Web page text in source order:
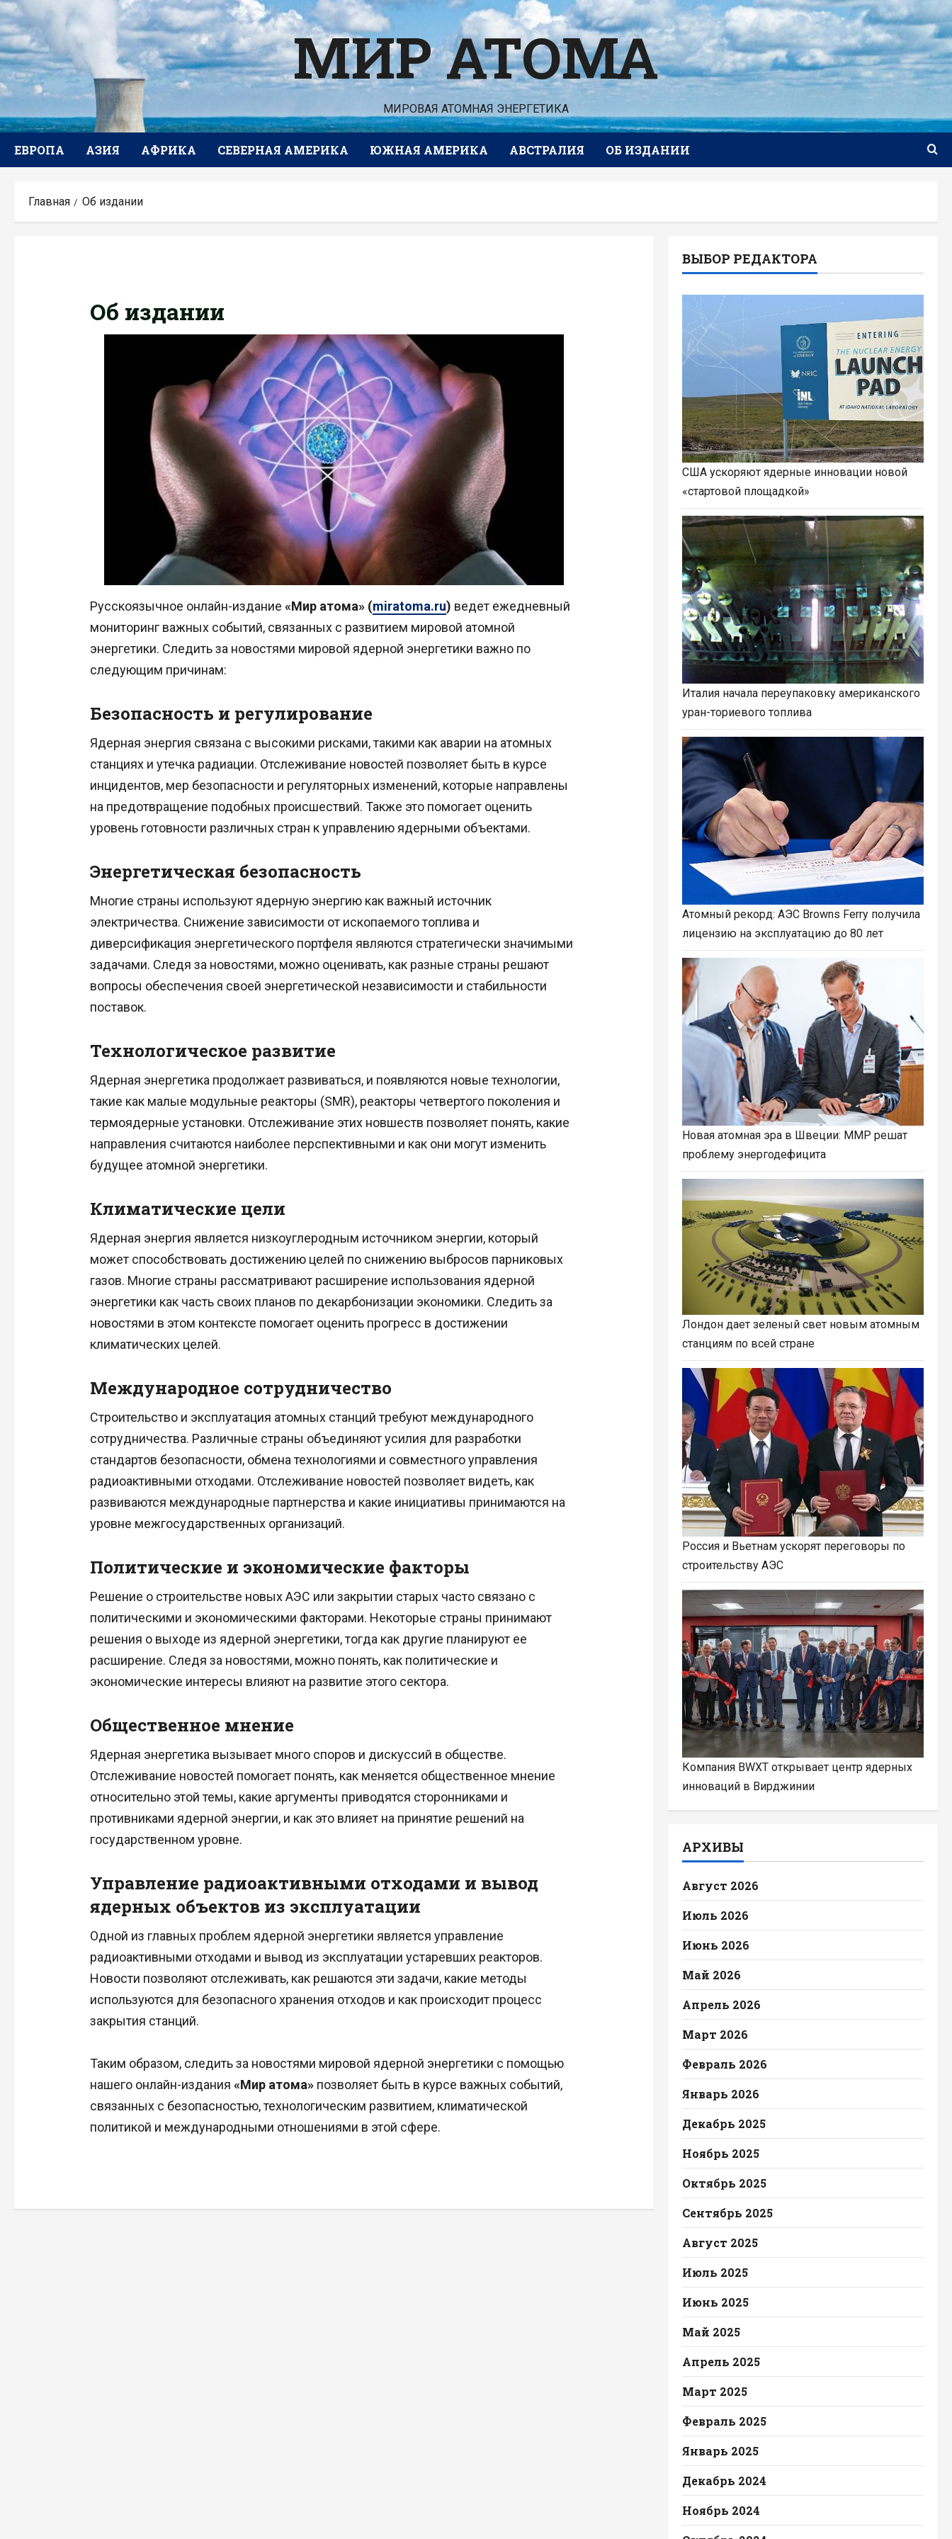
Перейти
к
содержимому
МИР АТОМА
МИРОВАЯ АТОМНАЯ ЭНЕРГЕТИКА
ЕВРОПА АЗИЯ АФРИКА СЕВЕРНАЯ АМЕРИКА ЮЖНАЯ АМЕРИКА АВСТРАЛИЯ ОБ ИЗДАНИИ
Главная Об издании
Об издании
Русскоязычное онлайн-издание «Мир атома» (miratoma.ru) ведет ежедневный
мониторинг важных событий, связанных с развитием мировой атомной
энергетики. Следить за новостями мировой ядерной энергетики важно по
следующим причинам:
Безопасность и регулирование
Ядерная энергия связана с высокими рисками, такими как аварии на атомных
станциях и утечка радиации. Отслеживание новостей позволяет быть в курсе
инцидентов, мер безопасности и регуляторных изменений, которые направлены
на предотвращение подобных происшествий. Также это помогает оценить
уровень готовности различных стран к управлению ядерными объектами.
Энергетическая безопасность
Многие страны используют ядерную энергию как важный источник
электричества. Снижение зависимости от ископаемого топлива и
диверсификация энергетического портфеля являются стратегически значимыми
задачами. Следя за новостями, можно оценивать, как разные страны решают
вопросы обеспечения своей энергетической независимости и стабильности
поставок.
Технологическое развитие
Ядерная энергетика продолжает развиваться, и появляются новые технологии,
такие как малые модульные реакторы (SMR), реакторы четвертого поколения и
термоядерные установки. Отслеживание этих новшеств позволяет понять, какие
направления считаются наиболее перспективными и как они могут изменить
будущее атомной энергетики.
Климатические цели
Ядерная энергия является низкоуглеродным источником энергии, который
может способствовать достижению целей по снижению выбросов парниковых
газов. Многие страны рассматривают расширение использования ядерной
энергетики как часть своих планов по декарбонизации экономики. Следить за
новостями в этом контексте помогает оценить прогресс в достижении
климатических целей.
Международное сотрудничество
Строительство и эксплуатация атомных станций требуют международного
сотрудничества. Различные страны объединяют усилия для разработки
стандартов безопасности, обмена технологиями и совместного управления
радиоактивными отходами. Отслеживание новостей позволяет видеть, как
развиваются международные партнерства и какие инициативы принимаются на
уровне межгосударственных организаций.
Политические и экономические факторы
Решение о строительстве новых АЭС или закрытии старых часто связано с
политическими и экономическими факторами. Некоторые страны принимают
решения о выходе из ядерной энергетики, тогда как другие планируют ее
расширение. Следя за новостями, можно понять, как политические и
экономические интересы влияют на развитие этого сектора.
Общественное мнение
Ядерная энергетика вызывает много споров и дискуссий в обществе.
Отслеживание новостей помогает понять, как меняется общественное мнение
относительно этой темы, какие аргументы приводятся сторонниками и
противниками ядерной энергии, и как это влияет на принятие решений на
государственном уровне.
Управление радиоактивными отходами и вывод
ядерных объектов из эксплуатации
Одной из главных проблем ядерной энергетики является управление
радиоактивными отходами и вывод из эксплуатации устаревших реакторов.
Новости позволяют отслеживать, как решаются эти задачи, какие методы
используются для безопасного хранения отходов и как происходит процесс
закрытия станций.
Таким образом, следить за новостями мировой ядерной энергетики с помощью
нашего онлайн-издания «Мир атома»позволяет быть в курсе важных событий,
связанных с безопасностью, технологическим развитием, климатической
политикой и международными отношениями в этой сфере.
ВЫБОР РЕДАКТОРА
США ускоряют ядерные инновации новой
«стартовой площадкой»
Италия начала переупаковку американского
уран-ториевого топлива
Атомный рекорд: АЭС Browns Ferry получила
лицензию на эксплуатацию до 80 лет
Новая атомная эра в Швеции: ММР решат
проблему энергодефицита
Лондон дает зеленый свет новым атомным
станциям по всей стране
Россия и Вьетнам ускорят переговоры по
строительству АЭС
Компания BWXT открывает центр ядерных
инноваций в Вирджинии
АРХИВЫ
Август 2026
Июль 2026
Июнь 2026
Май 2026
Апрель 2026
Март 2026
Февраль 2026
Январь 2026
Декабрь 2025
Ноябрь 2025
Октябрь 2025
Сентябрь 2025
Август 2025
Июль 2025
Июнь 2025
Май 2025
Апрель 2025
Март 2025
Февраль 2025
Январь 2025
Декабрь 2024
Ноябрь 2024